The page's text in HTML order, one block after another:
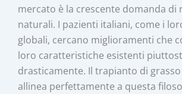
mercato è la crescente domanda di
naturali. I pazienti italiani, come i
globali, cercano miglioramenti che
loro caratteristiche esistenti
drasticamente. Il trapianto di grasso
allinea perfettamente a questa